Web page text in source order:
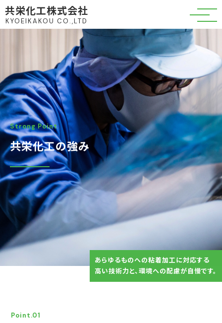
共栄化工株式会社
KYOEIKAKOU CO.,LTD
Strong Point
共栄化工の強み
あらゆるものへの粘着加工に対応する
高い技術力と、環境への配慮が自慢です。
Point.01